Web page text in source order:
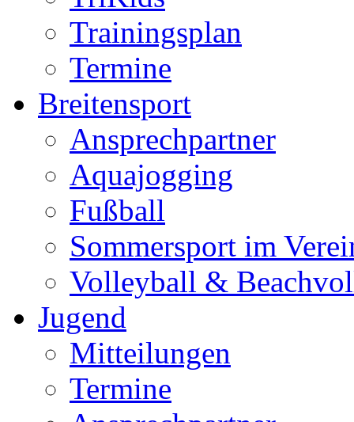
Trainingsplan
Termine
Breitensport
Ansprechpartner
Aquajogging
Fußball
Sommersport im
Volleyball &
Jugend
Mitteilungen
Termine